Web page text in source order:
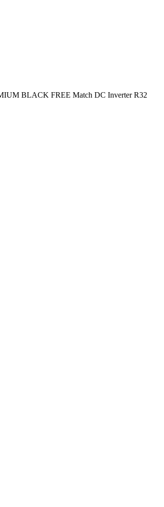
BLACK FREE Match DC Inverter R32